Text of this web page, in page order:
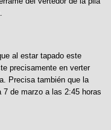
al estar tapado este
precisamente en verter
Precisa también que la
de marzo a las 2:45 horas